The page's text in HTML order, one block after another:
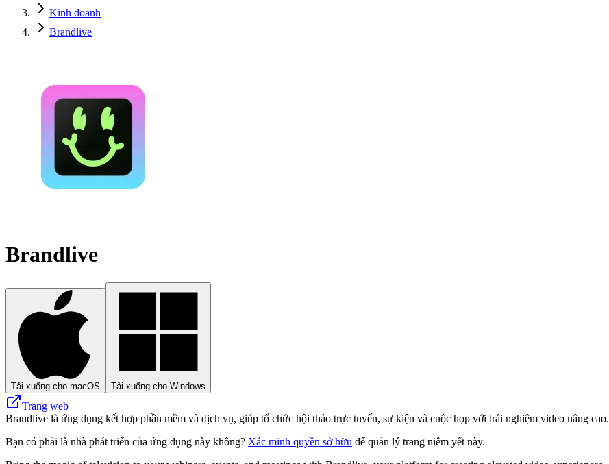
Kinh doanh
Brandlive
Brandlive
Tải xuống cho macOS Tải xuống cho Windows
Trang web
Brandlive là ứng dụng kết hợp phần mềm và dịch vụ, giúp tổ chức hội thảo trực tuyến, sự kiện và cuộc họp với trải nghiệm video nâng cao.
Bạn có phải là nhà phát triển của ứng dụng này không? Xác minh quyền sở hữu để quản lý trang niêm yết này.